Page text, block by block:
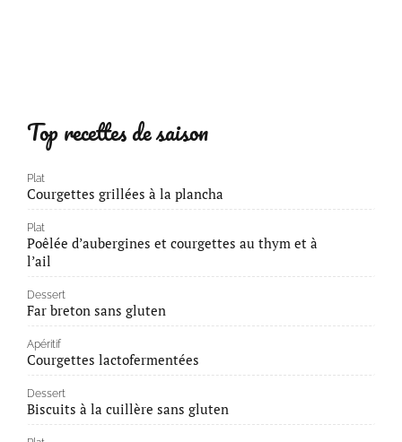
Top recettes de saison
Plat
Courgettes grillées à la plancha
Plat
Poêlée d’aubergines et courgettes au thym et à
l’ail
Dessert
Far breton sans gluten
Apéritif
Courgettes lactofermentées
Dessert
Biscuits à la cuillère sans gluten